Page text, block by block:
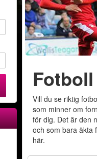
Vill du se riktig
som minner om
för dig. Det är den
och som bara äkta
här.